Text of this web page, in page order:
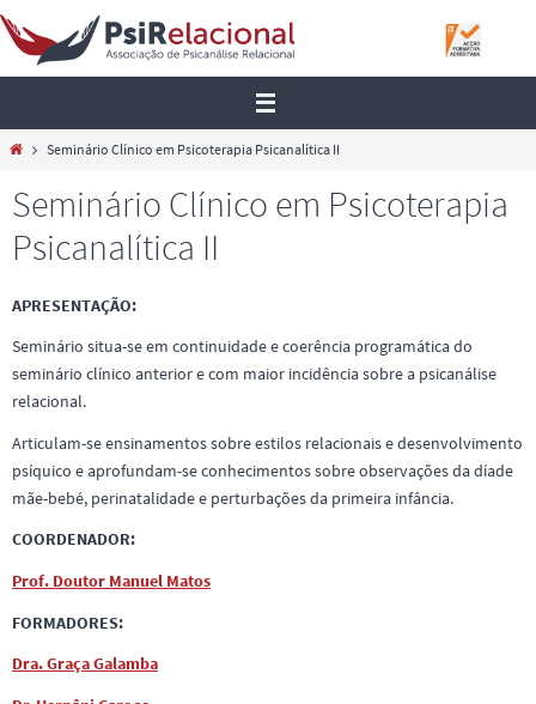
Skip
to
content
HomeSeminário Clínico em Psicoterapia Psicanalítica II
Seminário Clínico em Psicoterapia
Psicanalítica II
APRESENTAÇÃO:
Seminário situa-se em continuidade e coerência programática do
seminário clínico anterior e com maior incidência sobre a psicanálise
relacional.
Articulam-se ensinamentos sobre estilos relacionais e desenvolvimento
psíquico e aprofundam-se conhecimentos sobre observações da díade
mãe-bebé, perinatalidade e perturbações da primeira infância.
COORDENADOR:
Prof. Doutor Manuel Matos
FORMADORES:
Dra. Graça Galamba